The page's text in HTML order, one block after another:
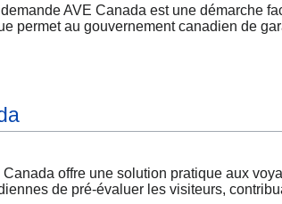
AVE Canada est une démarche
permet au gouvernement canadien de
offre une solution pratique aux
de pré-évaluer les visiteurs,